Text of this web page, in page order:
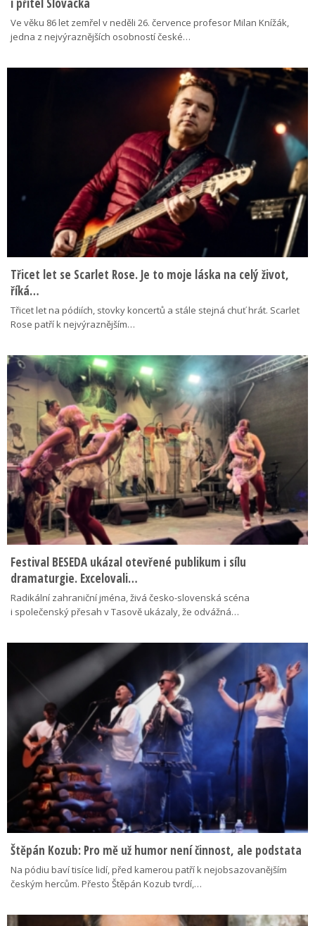
Ve věku 86 let zemřel v neděli 26. července profesor Milan Knížák,
jedna z nejvýraznějších osobností české…
Třicet let se Scarlet Rose. Je to moje láska na celý život,
říká…
Třicet let na pódiích, stovky koncertů a stále stejná chuť hrát. Scarlet
Rose patří k nejvýraznějším…
Festival BESEDA ukázal otevřené publikum i sílu
dramaturgie. Excelovali…
Radikální zahraniční jména, živá česko-slovenská scéna
i společenský přesah v Tasově ukázaly, že odvážná…
Štěpán Kozub: Pro mě už humor není činnost, ale podstata
Na pódiu baví tisíce lidí, před kamerou patří k nejobsazovanějším
českým hercům. Přesto Štěpán Kozub tvrdí,…